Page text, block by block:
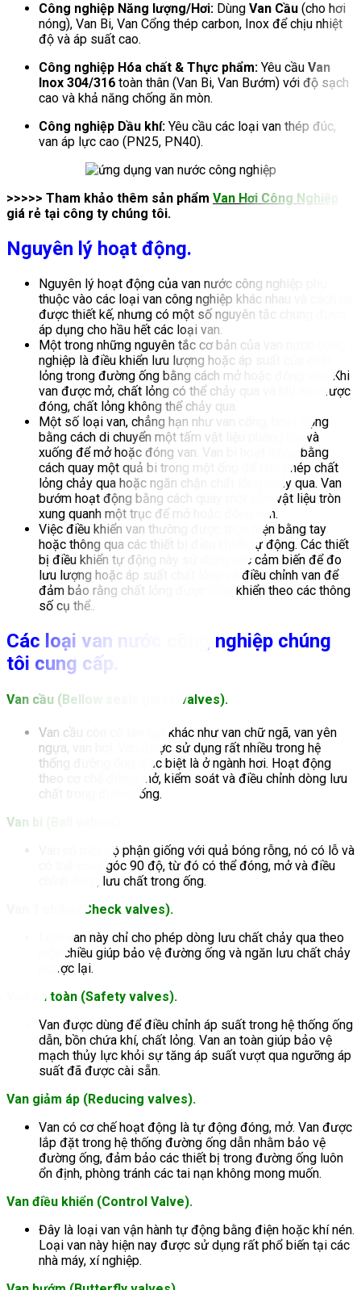
Công nghiệp Năng lượng/Hơi: Dùng Van Cầu (cho hơi
nóng), Van Bi, Van Cổng thép carbon, Inox để chịu nhiệt
độ và áp suất cao.
Công nghiệp Hóa chất & Thực phẩm: Yêu cầu Van
Inox 304/316 toàn thân (Van Bi, Van Bướm) với độ sạch
cao và khả năng chống ăn mòn.
Công nghiệp Dầu khí: Yêu cầu các loại van thép đúc,
van áp lực cao (PN25, PN40).
>>>>> Tham khảo thêm sản phẩm Van Hơi Công Nghiệp
giá rẻ tại công ty chúng tôi.
Nguyên lý hoạt động.
Nguyên lý hoạt động của van nước công nghiệp phụ
thuộc vào các loại van công nghiệp khác nhau và cách nó
được thiết kế, nhưng có một số nguyên tắc chung được
áp dụng cho hầu hết các loại van.
Một trong những nguyên tắc cơ bản của van nước công
nghiệp là điều khiển lưu lượng hoặc áp suất của chất
lỏng trong đường ống bằng cách mở hoặc đóng van. Khi
van được mở, chất lỏng có thể chảy qua và khi van được
đóng, chất lỏng không thể chảy qua.
Một số loại van, chẳng hạn như van cổng, hoạt động
bằng cách di chuyển một tấm vật liệu phẳng lên và
xuống để mở hoặc đóng van. Van bi hoạt động bằng
cách quay một quả bi trong một ống để cho phép chất
lỏng chảy qua hoặc ngăn chặn chất lỏng chảy qua. Van
bướm hoạt động bằng cách quay một tấm vật liệu tròn
xung quanh một trục để mở hoặc đóng van.
Việc điều khiển van thường được thực hiện bằng tay
hoặc thông qua các thiết bị điều khiển tự động. Các thiết
bị điều khiển tự động này sử dụng các cảm biến để đo
lưu lượng hoặc áp suất chất lỏng và điều chỉnh van để
đảm bảo rằng chất lỏng được điều khiển theo các thông
số cụ thể..
Các loại van nước công nghiệp chúng
tôi cung cấp.
Van cầu (Bellow seals globe valves).
Van cầu còn có tên gọi khác như van chữ ngã, van yên
ngựa, van hơi. Van được sử dụng rất nhiều trong hệ
thống đường ống, đặc biệt là ở ngành hơi. Hoạt động
theo cơ chế đóng/mở, kiểm soát và điều chỉnh dòng lưu
chất trong đường ống.
Van bi (Ball valves).
Van có một bộ phận giống với quả bóng rỗng, nó có lỗ và
có thể xoay góc 90 độ, từ đó có thể đóng, mở và điều
chỉnh dòng lưu chất trong ống.
Van 1 chiều (Check valves).
Loại van này chỉ cho phép dòng lưu chất chảy qua theo
một chiều giúp bảo vệ đường ống và ngăn lưu chất chảy
ngược lại.
Van an toàn (Safety valves).
Van được dùng để điều chỉnh áp suất trong hệ thống ống
dẫn, bồn chứa khí, chất lỏng. Van an toàn giúp bảo vệ
mạch thủy lực khỏi sự tăng áp suất vượt qua ngưỡng áp
suất đã được cài sẵn.
Van giảm áp (Reducing valves).
Van có cơ chế hoạt động là tự động đóng, mở. Van được
lắp đặt trong hệ thống đường ống dẫn nhằm bảo vệ
đường ống, đảm bảo các thiết bị trong đường ống luôn
ổn định, phòng tránh các tai nạn không mong muốn.
Van điều khiển (Control Valve).
Đây là loại van vận hành tự động bằng điện hoặc khí nén.
Loại van này hiện nay được sử dụng rất phổ biến tại các
nhà máy, xí nghiệp.